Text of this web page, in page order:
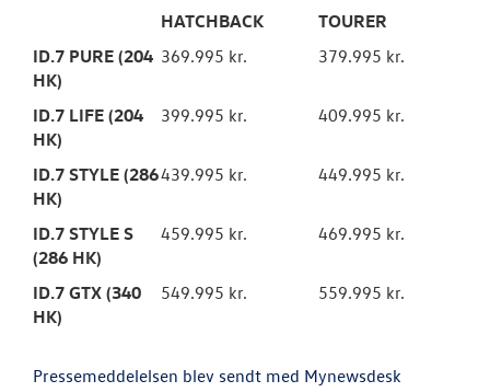
HATCHBACK
TOURER
ID.7 PURE (204
HK)
369.995 kr. 379.995 kr.
ID.7 LIFE (204
HK)
399.995 kr. 409.995 kr.
ID.7 STYLE (286
HK)
439.995 kr. 449.995 kr.
ID.7 STYLE S
(286 HK)
459.995 kr. 469.995 kr.
ID.7 GTX (340
HK)
549.995 kr. 559.995 kr.
Pressemeddelelsen blev sendt med Mynewsdesk